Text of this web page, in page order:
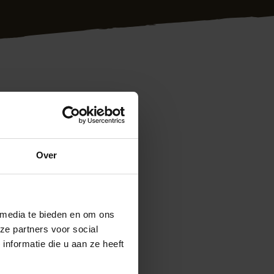
Over
te bieden en om ons
partners voor social
die u aan ze heeft
plaatsen van een
gewoon even
vrijblijvend met
Ook
5 minuten kunt